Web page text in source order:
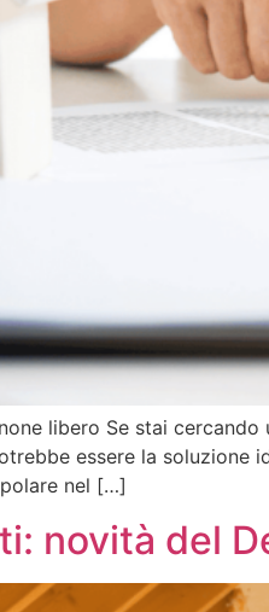
libero Se stai
essere la soluzione
nel […]
novità del